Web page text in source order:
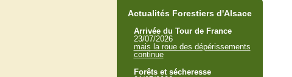
Actualités Forestiers d'Alsace
Arrivée du Tour de France
23/07/2026
mais la roue des dépérissements
continue
Forêts et sécheresse